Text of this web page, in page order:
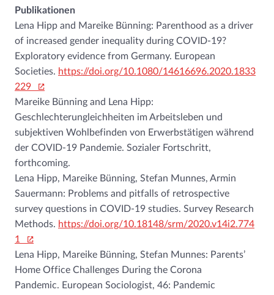
Publikationen
Lena Hipp and Mareike Bünning: Parenthood as a driver
of increased gender inequality during COVID-19?
Exploratory evidence from Germany. European
Societies. https://doi.org/10.1080/14616696.2020.1833
229
Mareike Bünning and Lena Hipp:
Geschlechterungleichheiten im Arbeitsleben und
subjektiven Wohlbefinden von Erwerbstätigen während
der COVID-19 Pandemie. Sozialer Fortschritt,
forthcoming.
Lena Hipp, Mareike Bünning, Stefan Munnes, Armin
Sauermann: Problems and pitfalls of retrospective
survey questions in COVID-19 studies. Survey Research
Methods. https://doi.org/10.18148/srm/2020.v14i2.774
1
Lena Hipp, Mareike Bünning, Stefan Munnes: Parents’
Home Office Challenges During the Corona
Pandemic. European Sociologist, 46: Pandemic